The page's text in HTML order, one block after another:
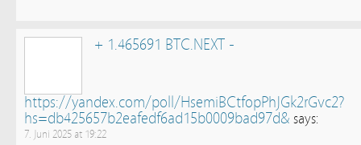
+ 1.465691 BTC.NEXT -
https://yandex.com/poll/HsemiBCtfopPhJGk2rGvc2?
hs=db425657b2eafedf6ad15b0009bad97d& says:
7. Juni 2025 at 19:22